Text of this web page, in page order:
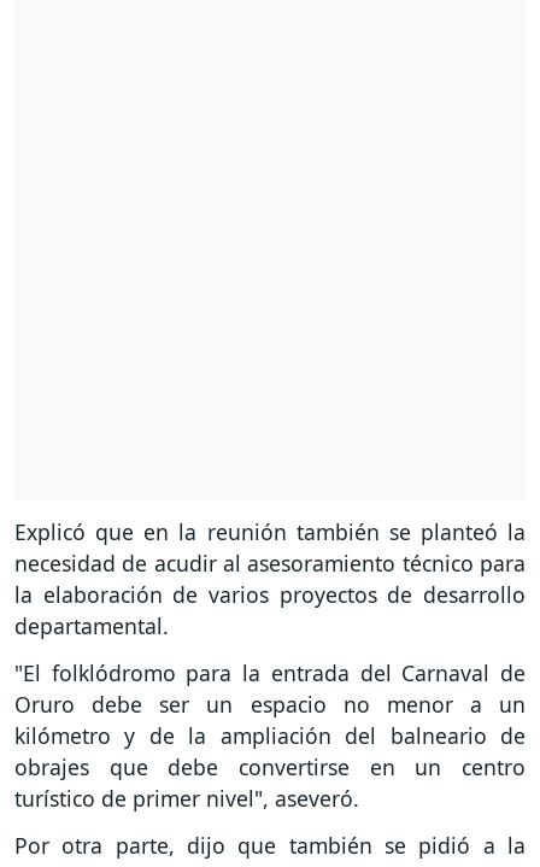
Explicó que en la reunión también se planteó la
necesidad de acudir al asesoramiento técnico para
la elaboración de varios proyectos de desarrollo
departamental.
"El folklódromo para la entrada del Carnaval de
Oruro debe ser un espacio no menor a un
kilómetro y de la ampliación del balneario de
obrajes que debe convertirse en un centro
turístico de primer nivel", aseveró.
Por otra parte, dijo que también se pidió a la